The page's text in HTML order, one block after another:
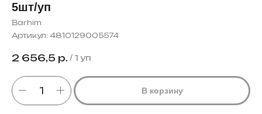
5шт/уп
Barhim
Артикул: 4810129005574
2 656,5 р. / 1 уп
В корзину